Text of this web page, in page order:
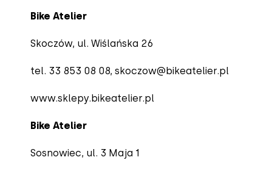
Bike Atelier
Skoczów, ul. Wiślańska 26
tel. 33 853 08 08, skoczow@bikeatelier.pl
www.sklepy.bikeatelier.pl
Bike Atelier
Sosnowiec, ul. 3 Maja 1